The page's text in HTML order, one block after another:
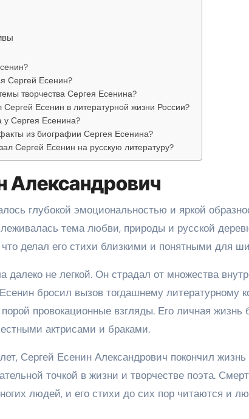
Сергей Есенин?
творчества Сергея Есенина?
Сергей Есенин в литературной жизни России?
у Сергея Есенина?
из биографии Сергея Есенина?
Сергей Есенин на русскую литературу?
Александрович
глубокой эмоциональностью и яркой
тема любви, природы и русской
делал его стихи близкими и понятными для
не легкой. Он страдал от множества
бросил вызов тогдашнему литературному
провокационные взгляды. Его личная
актрисами и браками.
Сергей Есенин Александрович покончил
точкой в жизни и творчестве поэта.
людей, и его стихи до сих пор читаются и